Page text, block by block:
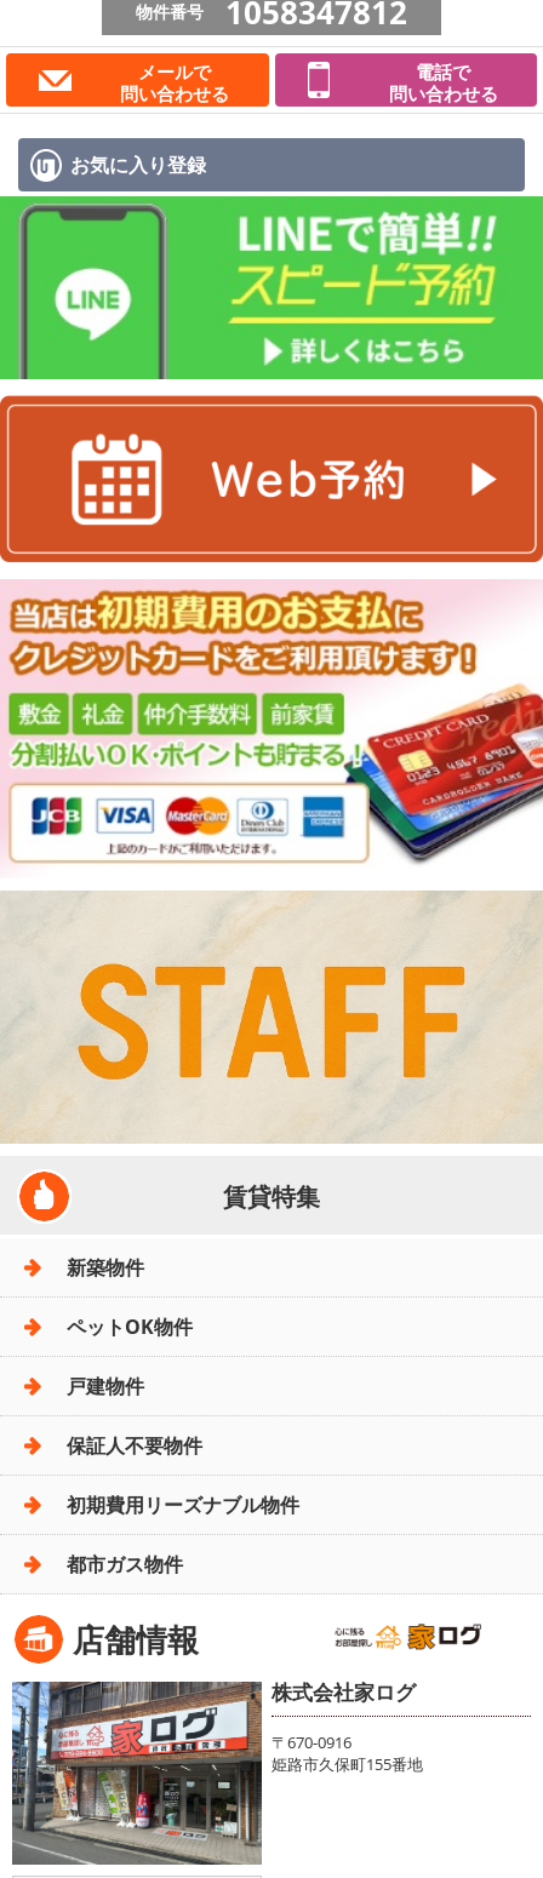
物件番号 1058347812
メールで
問い合わせる
電話で
問い合わせる
お気に入り登録
賃貸特集
新築物件
ペットOK物件
戸建物件
保証人不要物件
初期費用リーズナブル物件
都市ガス物件
店舗情報
株式会社家ログ
〒670-0916
姫路市久保町155番地